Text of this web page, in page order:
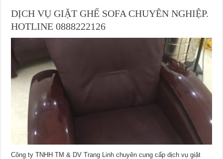
DỊCH VỤ GIẶT GHẾ SOFA CHUYÊN NGHIỆP.
HOTLINE 0888222126
Công ty TNHH TM & DV Trang Linh chuyên cung cấp dịch vụ giặt